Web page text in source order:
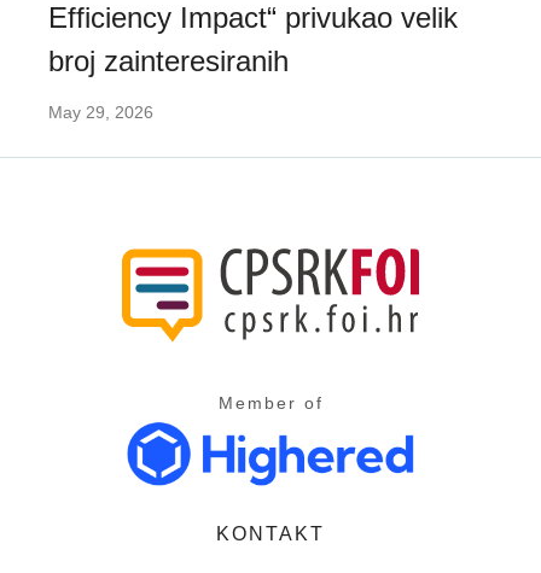
Efficiency Impact“ privukao velik
broj zainteresiranih
May 29, 2026
Member of
KONTAKT